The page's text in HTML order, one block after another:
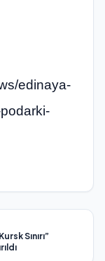
edinaya-
Sınırı”